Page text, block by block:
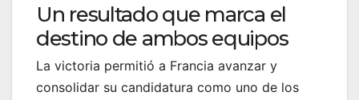
Un resultado que marca el
destino de ambos equipos
La victoria permitió a Francia avanzar y
consolidar su candidatura como uno de los